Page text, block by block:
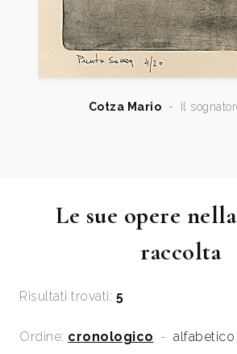
Cotza Mario - Il
Le sue opere
raccolta
Risultati trovati: 5
Ordine: cronologico - alfabetico